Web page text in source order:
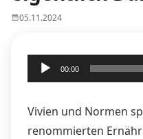
05.11.2024
Audio-
Player
00:00
Vivien und Normen
renommierten